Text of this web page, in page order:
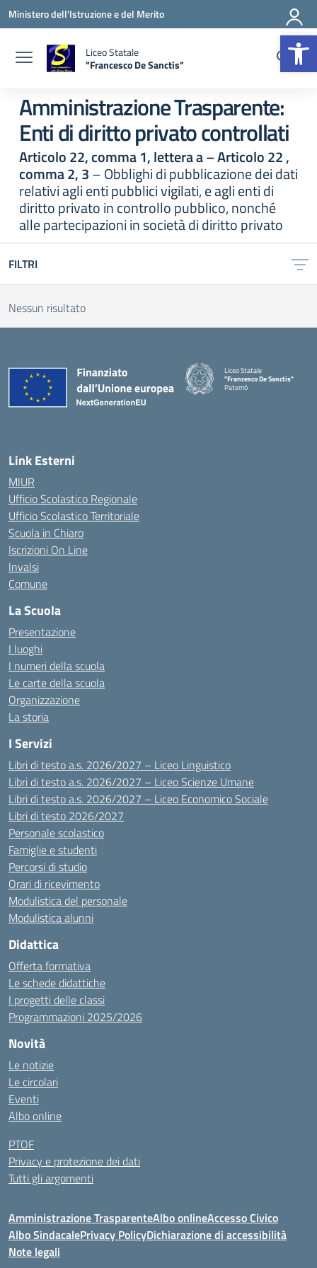
Vai ai contenuti
Vai al menu di navigazione
Vai al footer
Ministero dell'Istruzione e del Merito
Liceo Statale
"Francesco De Sanctis"
Amministrazione Trasparente:
Enti di diritto privato controllati
Articolo 22, comma 1, lettera a – Articolo 22 ,
comma 2, 3– Obblighi di pubblicazione dei dati
relativi agli enti pubblici vigilati, e agli enti di
diritto privato in controllo pubblico, nonché
alle partecipazioni in società di diritto privato
FILTRI
Nessun risultato
Liceo Statale
"Francesco De Sanctis"
Paternò
Link Esterni
MIUR
Ufficio Scolastico Regionale
Ufficio Scolastico Territoriale
Scuola in Chiaro
Iscrizioni On Line
Invalsi
Comune
La Scuola
Presentazione
I luoghi
I numeri della scuola
Le carte della scuola
Organizzazione
La storia
I Servizi
Libri di testo a.s. 2026/2027 – Liceo Linguistico
Libri di testo a.s. 2026/2027 – Liceo Scienze Umane
Libri di testo a.s. 2026/2027 – Liceo Economico Sociale
Libri di testo 2026/2027
Personale scolastico
Famiglie e studenti
Percorsi di studio
Orari di ricevimento
Modulistica del personale
Modulistica alunni
Didattica
Offerta formativa
Le schede didattiche
I progetti delle classi
Programmazioni 2025/2026
Novità
Le notizie
Le circolari
Eventi
Albo online
PTOF
Privacy e protezione dei dati
Tutti gli argomenti
Amministrazione TrasparenteAlbo onlineAccesso Civico
Albo SindacalePrivacy PolicyDichiarazione di accessibilità
Note legali